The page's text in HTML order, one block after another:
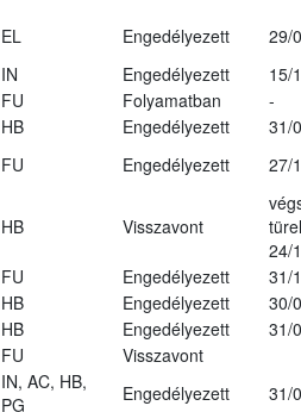
EL Engedélyezett
29/
IN Engedélyezett
15/
FU Folyamatban
-
HB Engedélyezett
31/
FU Engedélyezett 27/
HB Visszavont
24/
FU Engedélyezett
31/
HB Engedélyezett
30/
HB Engedélyezett
31/
FU
Visszavont
IN, AC, HB,
PG
Engedélyezett
31/